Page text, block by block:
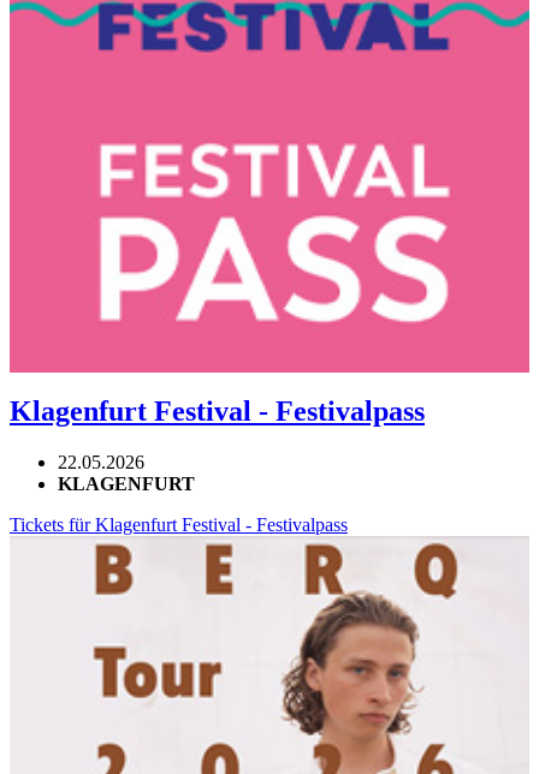
Klagenfurt Festival - Festivalpass
22.05.2026
KLAGENFURT
Tickets für Klagenfurt Festival - Festivalpass